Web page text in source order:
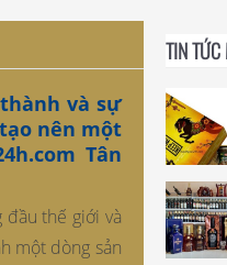
và sự
nên một
Tân
thế giới và
một dòng sản
TIN TỨC